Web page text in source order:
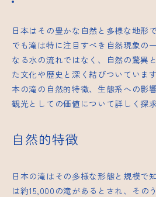
日本はその豊かな自然と多様な地形
でも滝は特に注目すべき自然現象の
なる水の流れではなく、自然の驚異
た文化や歴史と深く結びついていま
本の滝の自然的特徴、生態系への影
観光としての価値について詳しく探求
自然的特徴
日本の滝はその多様な形態と規模で
は約15,000の滝があるとされ、その